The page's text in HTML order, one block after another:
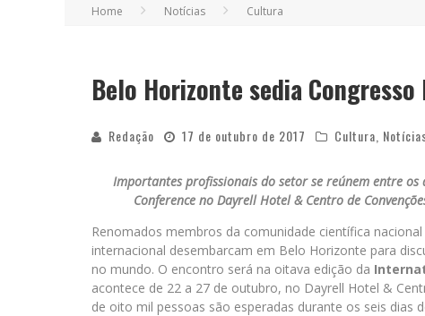
Home Notícias Cultura
Belo Horizonte sedia
Redação 17 de outubro de 2017 Cultura
Importantes profissionais do setor se reúnem entre
Conference no Dayrell Hotel & Centro de
Renomados membros da comunidade científica nacional
internacional desembarcam em Belo Horizonte para
no mundo. O encontro será na oitava edição da
acontece de 22 a 27 de outubro, no Dayrell Hotel &
de oito mil pessoas são esperadas durante os seis dias